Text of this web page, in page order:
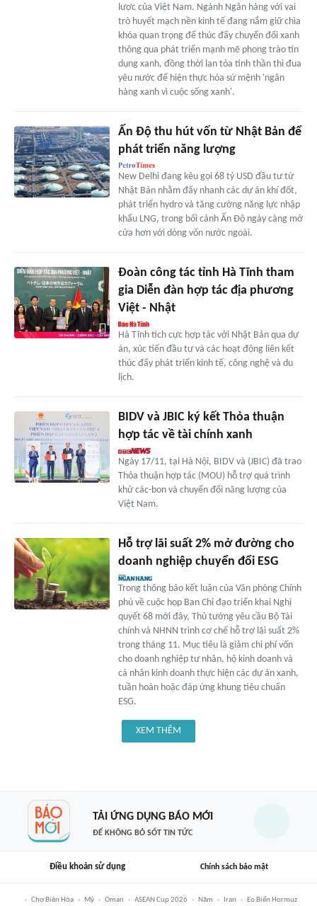
lược của Việt Nam. Ngành Ngân hàng với vai
trò huyết mạch nền kinh tế đang nắm giữ chìa
khóa quan trọng để thúc đẩy chuyển đổi xanh
thông qua phát triển mạnh mẽ phong trào tín
dụng xanh, đồng thời lan tỏa tinh thần thi đua
yêu nước để hiện thực hóa sứ mệnh 'ngân
hàng xanh vì cuộc sống xanh'.
Ấn Độ thu hút vốn từ Nhật Bản để
phát triển năng lượng
New Delhi đang kêu gọi 68 tỷ USD đầu tư từ
Nhật Bản nhằm đẩy nhanh các dự án khí đốt,
phát triển hydro và tăng cường năng lực nhập
khẩu LNG, trong bối cảnh Ấn Độ ngày càng mở
cửa hơn với dòng vốn nước ngoài.
Đoàn công tác tỉnh Hà Tĩnh tham
gia Diễn đàn hợp tác địa phương
Việt - Nhật
Hà Tĩnh tích cực hợp tác với Nhật Bản qua dự
án, xúc tiến đầu tư và các hoạt động liên kết
thúc đẩy phát triển kinh tế, công nghệ và du
lịch.
BIDV và JBIC ký kết Thỏa thuận
hợp tác về tài chính xanh
Ngày 17/11, tại Hà Nội, BIDV và (JBIC) đã trao
Thỏa thuận hợp tác (MOU) hỗ trợ quá trình
khử các-bon và chuyển đổi năng lượng của
Việt Nam.
Hỗ trợ lãi suất 2% mở đường cho
doanh nghiệp chuyển đổi ESG
Trong thông báo kết luận của Văn phòng Chính
phủ về cuộc họp Ban Chỉ đạo triển khai Nghị
quyết 68 mới đây, Thủ tướng yêu cầu Bộ Tài
chính và NHNN trình cơ chế hỗ trợ lãi suất 2%
trong tháng 11. Mục tiêu là giảm chi phí vốn
cho doanh nghiệp tư nhân, hộ kinh doanh và
cá nhân kinh doanh thực hiện các dự án xanh,
tuần hoàn hoặc đáp ứng khung tiêu chuẩn
ESG.
XEM THÊM
TẢI ỨNG DỤNG BÁO MỚI
ĐỂ KHÔNG BỎ SÓT TIN TỨC
Điều khoản sử dụng Chính sách bảo mật
Chợ Biên Hòa Mỹ Oman ASEAN Cup 2026 Năm Iran Eo Biển Hormuz